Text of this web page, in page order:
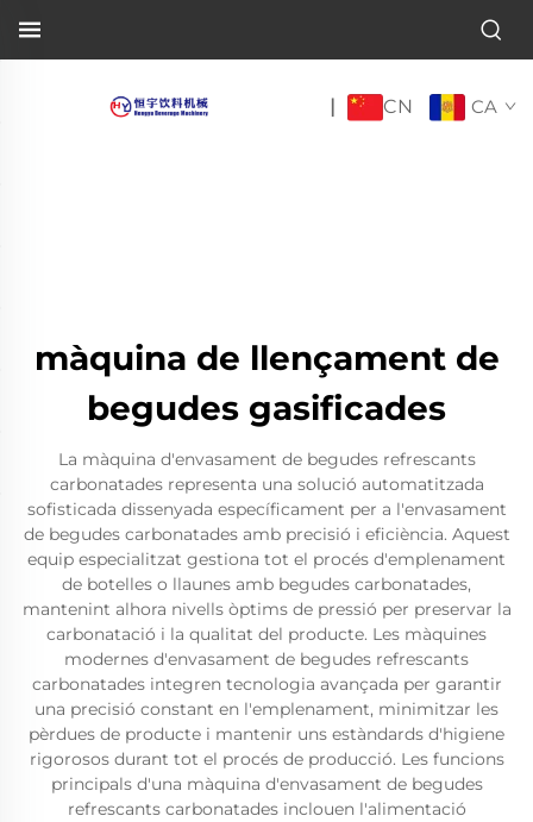
| CN CA
màquina de llençament de
begudes gasificades
La màquina d'envasament de begudes refrescants
carbonatades representa una solució automatitzada
sofisticada dissenyada específicament per a l'envasament
de begudes carbonatades amb precisió i eficiència. Aquest
equip especialitzat gestiona tot el procés d'emplenament
de botelles o llaunes amb begudes carbonatades,
mantenint alhora nivells òptims de pressió per preservar la
carbonatació i la qualitat del producte. Les màquines
modernes d'envasament de begudes refrescants
carbonatades integren tecnologia avançada per garantir
una precisió constant en l'emplenament, minimitzar les
pèrdues de producte i mantenir uns estàndards d'higiene
rigorosos durant tot el procés de producció. Les funcions
principals d'una màquina d'envasament de begudes
refrescants carbonatades inclouen l'alimentació